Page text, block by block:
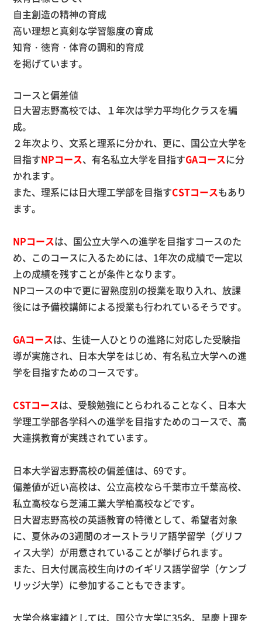
自主創造の精神の育成
高い理想と真剣な学習態度の育成
知育・徳育・体育の調和的育成
を掲げています。
コースと偏差値
日大習志野高校では、１年次は学力平均化クラスを編
成。
２年次より、文系と理系に分かれ、更に、国公立大学を
目指すNPコース、有名私立大学を目指すGAコースに分
かれます。
また、理系には日大理工学部を目指すCSTコースもあり
ます。
NPコースは、国公立大学への進学を目指すコースのた
め、このコースに入るためには、 1年次の成績で一定以
上の成績を残すことが条件となります。
NPコースの中で更に習熟度別の授業を取り入れ、放課
後には予備校講師による授業も行われているそうです。
GAコースは、生徒一人ひとりの進路に対応した受験指
導が実施され、日本大学をはじめ、有名私立大学への進
学を目指すためのコースです。
CSTコースは、受験勉強にとらわれることなく、日本大
学理工学部各学科への進学を目指すためのコースで、高
大連携教育が実践されています。
日本大学習志野高校の偏差値は、69です。
偏差値が近い高校は、公立高校なら千葉市立千葉高校、
私立高校なら芝浦工業大学柏高校などです。
日大習志野高校の英語教育の特徴として、希望者対象
に、夏休みの3週間のオーストラリア語学留学（グリフ
ィス大学）が用意されていることが挙げられます。
また、日大付属高校生向けのイギリス語学留学（ケンブ
リッジ大学）に参加することもできます。
大学合格実績としては、国公立大学に35名、早慶上理を